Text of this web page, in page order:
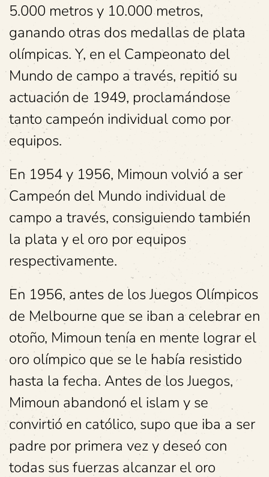
5.000 metros y 10.000 metros,
ganando otras dos medallas de plata
olímpicas. Y, en el Campeonato del
Mundo de campo a través, repitió su
actuación de 1949, proclamándose
tanto campeón individual como por
equipos.
En 1954 y 1956, Mimoun volvió a ser
Campeón del Mundo individual de
campo a través, consiguiendo también
la plata y el oro por equipos
respectivamente.
En 1956, antes de los Juegos Olímpicos
de Melbourne que se iban a celebrar en
otoño, Mimoun tenía en mente lograr el
oro olímpico que se le había resistido
hasta la fecha. Antes de los Juegos,
Mimoun abandonó el islam y se
convirtió en católico, supo que iba a ser
padre por primera vez y deseó con
todas sus fuerzas alcanzar el oro